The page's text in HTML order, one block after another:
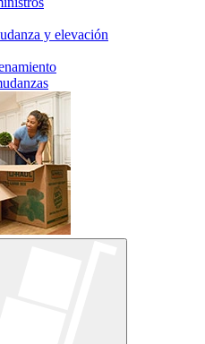
y elevación